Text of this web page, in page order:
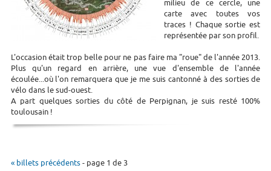
milieu de ce cercle, une
carte avec toutes vos
traces ! Chaque sortie est
représentée par son profil.
L'occasion était trop belle pour ne pas faire ma "roue" de l'année 2013.
Plus qu'un regard en arrière, une vue d'ensemble de l'année
écoulée...où l'on remarquera que je me suis cantonné à des sorties de
vélo dans le sud-ouest.
A part quelques sorties du côté de Perpignan, je suis resté 100%
toulousain !
« billets précédents- page 1 de 3